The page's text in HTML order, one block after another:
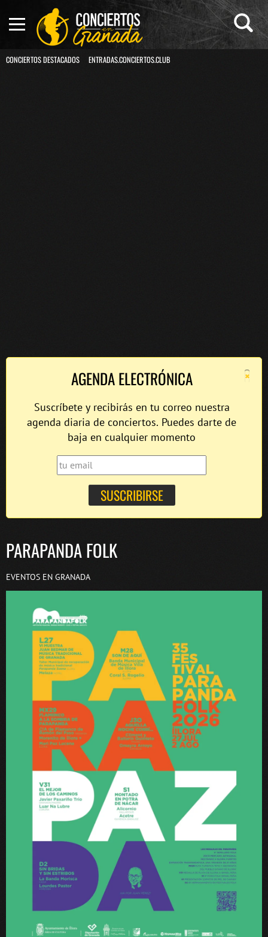
CONCIERTOS DESTACADOS ENTRADAS.CONCIERTOS.CLUB
×
AGENDA ELECTRÓNICA
Suscríbete y recibirás en tu correo nuestra
agenda diaria de conciertos. Puedes darte de
baja en cualquier momento
PARAPANDA FOLK
EVENTOS EN GRANADA